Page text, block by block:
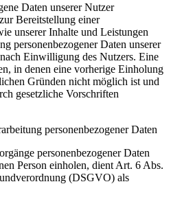
Daten unserer Nutzer
Bereitstellung einer
unserer Inhalte und Leistungen
personenbezogener Daten unserer
Einwilligung des Nutzers. Eine
in denen eine vorherige Einholung
Gründen nicht möglich ist und
gesetzliche Vorschriften
personenbezogener Daten
personenbezogener Daten
Person einholen, dient Art. 6 Abs.
(DSGVO) als